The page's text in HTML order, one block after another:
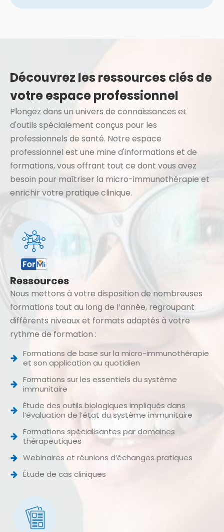
Découvrez les ressources clés de
votre espace professionnel
Plongez dans un univers de connaissances et
d'outils spécialement conçus pour les
professionnels de santé. Notre espace
professionnel est une mine d'informations et de
formations, vous offrant tout ce dont vous avez
besoin pour maîtriser la micro-immunothérapie et
enrichir votre pratique clinique.
Ressources
Nous mettons à votre disposition de nombreuses
formations tout au long de l’année, regroupant
différents niveaux et formats adaptés à votre
rythme de formation :
Formations de base sur la micro-immunothérapie
et son application au quotidien
Formations sur les essentiels du système
immunitaire
Étude des outils biologiques impliqués dans
l’évaluation de l’état du système immunitaire
Formations spécialisantes par domaines
thérapeutiques
Webinaires et réunions d’échanges pratiques
Étude de cas cliniques